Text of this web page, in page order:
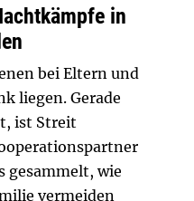
in
bei Eltern und
liegen. Gerade
ist Streit
gesammelt, wie
vermeiden